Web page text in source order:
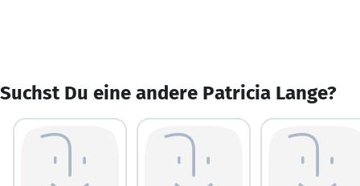
Suchst Du eine andere Patricia Lange?